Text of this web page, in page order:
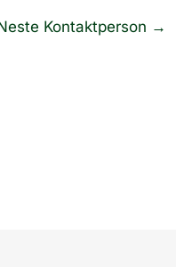
Kontaktperson →